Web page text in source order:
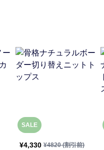
SALE
¥4,330 ¥4820(割引前)